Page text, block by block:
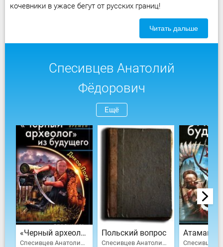
кочевники в ужасе бегут от русских границ!
Читать дальше
Спесивцев Анатолий
Фёдорович
Ещё
«Черный археолог» из будущего. Дикое Поле
Спесивцев Анатолий Фёдорович
Польский вопрос
Спесивцев Анатолий Фёдорович